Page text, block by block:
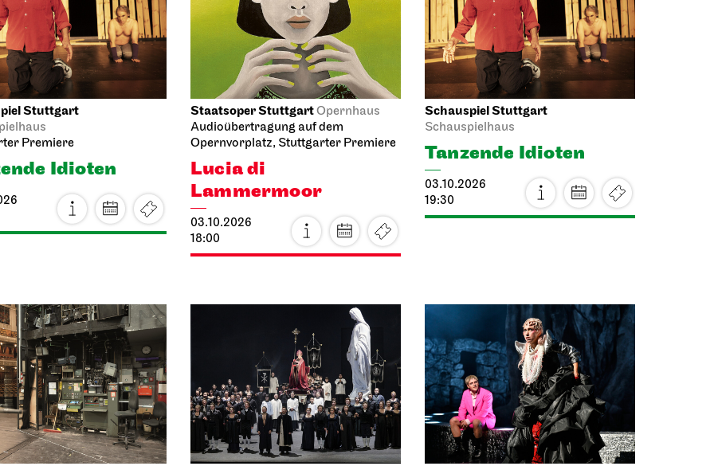
Stuttgart
Premiere
Idioten
Staatsoper StuttgartOpernhaus
Audioübertragung auf dem
Opernvorplatz, Stuttgarter Premiere
Lucia di
Lammermoor
03.10.2026
18:00
Schauspiel Stuttgart
Schauspielhaus
Tanzende Idioten
03.10.2026
19:30